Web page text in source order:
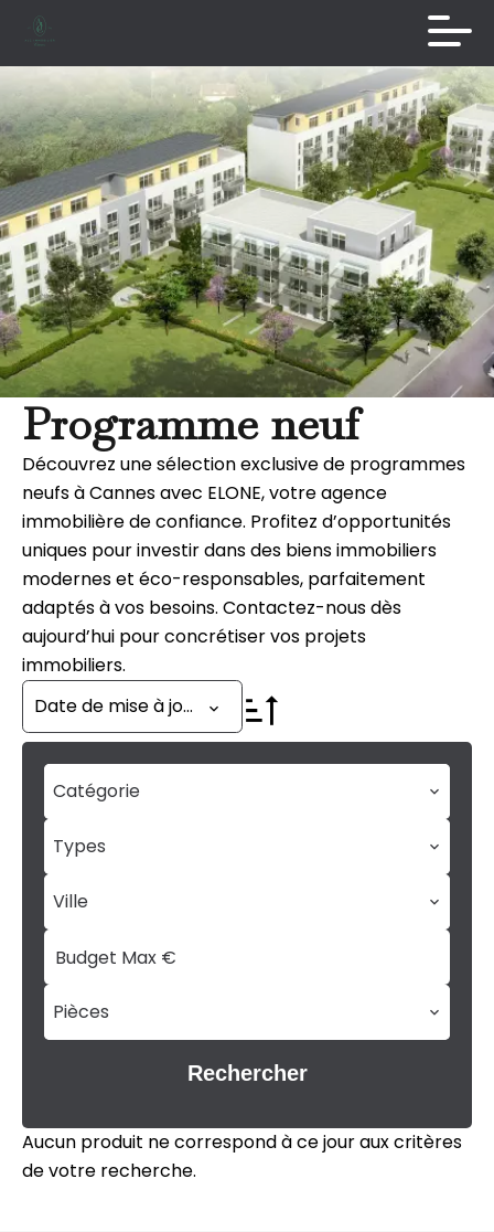
Programme neuf
Découvrez une sélection exclusive de programmes
neufs à Cannes avec ELONE, votre agence
immobilière de confiance. Profitez d’opportunités
uniques pour investir dans des biens immobiliers
modernes et éco-responsables, parfaitement
adaptés à vos besoins. Contactez-nous dès
aujourd’hui pour concrétiser vos projets
immobiliers.
Date de mise à jour
Aucun produit ne correspond à ce jour aux critères
de votre recherche.
Catégorie
Types
Ville
Pièces
Rechercher